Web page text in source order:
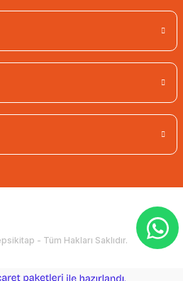
- Tüm Hakları Saklıdır.
e-